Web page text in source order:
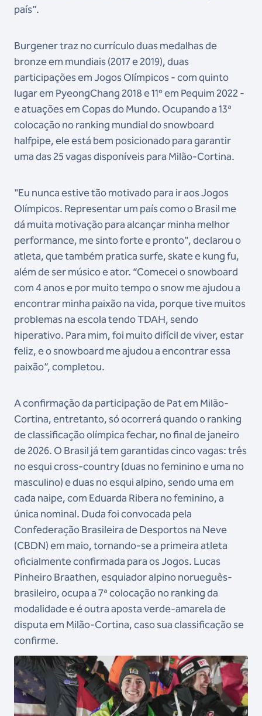
país".
Burgener traz no currículo duas medalhas de
bronze em mundiais (2017 e 2019), duas
participações em Jogos Olímpicos - com quinto
lugar em PyeongChang 2018 e 11º em Pequim 2022 -
e atuações em Copas do Mundo. Ocupando a 13ª
colocação no ranking mundial do snowboard
halfpipe, ele está bem posicionado para garantir
uma das 25 vagas disponíveis para Milão-Cortina.
"Eu nunca estive tão motivado para ir aos Jogos
Olímpicos. Representar um país como o Brasil me
dá muita motivação para alcançar minha melhor
performance, me sinto forte e pronto", declarou o
atleta, que também pratica surfe, skate e kung fu,
além de ser músico e ator. “Comecei o snowboard
com 4 anos e por muito tempo o snow me ajudou a
encontrar minha paixão na vida, porque tive muitos
problemas na escola tendo TDAH, sendo
hiperativo. Para mim, foi muito difícil de viver, estar
feliz, e o snowboard me ajudou a encontrar essa
paixão”, completou.
A confirmação da participação de Pat em Milão-
Cortina, entretanto, só ocorrerá quando o ranking
de classificação olímpica fechar, no final de janeiro
de 2026. O Brasil já tem garantidas cinco vagas: três
no esqui cross-country (duas no feminino e uma no
masculino) e duas no esqui alpino, sendo uma em
cada naipe, com Eduarda Ribera no feminino, a
única nominal. Duda foi convocada pela
Confederação Brasileira de Desportos na Neve
(CBDN) em maio, tornando-se a primeira atleta
oficialmente confirmada para os Jogos. Lucas
Pinheiro Braathen, esquiador alpino norueguês-
brasileiro, ocupa a 7ª colocação no ranking da
modalidade e é outra aposta verde-amarela de
disputa em Milão-Cortina, caso sua classificação se
confirme.